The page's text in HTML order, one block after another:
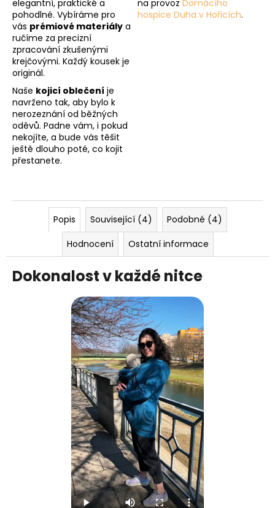
elegantní, praktické a
pohodlné. Vybíráme pro
vás prémiové materiály a
ručíme za precizní
zpracování zkušenými
krejčovými. Každý kousek je
originál.
Naše kojicí oblečení je
navrženo tak, aby bylo k
nerozeznání od běžných
oděvů. Padne vám, i pokud
nekojíte, a bude vás těšit
ještě dlouho poté, co kojit
přestanete.
na provoz Domácího
hospice Duha v Hořicích.
Popis Související (4)
Podobné (4)
Hodnocení
Ostatní informace
Dokonalost v každé nitce